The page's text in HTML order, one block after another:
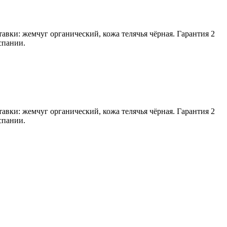
жемчуг органический, кожа телячья чёрная. Гарантия 2
жемчуг органический, кожа телячья чёрная. Гарантия 2